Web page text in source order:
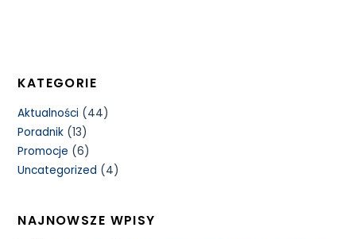
KATEGORIE
Aktualności (44)
Poradnik (13)
Promocje (6)
Uncategorized (4)
NAJNOWSZE WPISY